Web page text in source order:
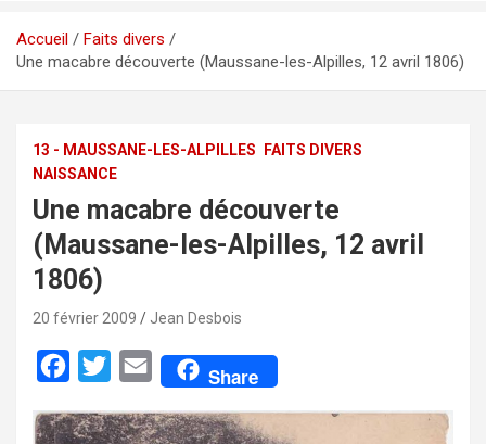
Accueil
Faits divers
Une macabre découverte (Maussane-les-Alpilles, 12 avril 1806)
13 - MAUSSANE-LES-ALPILLES
FAITS DIVERS
NAISSANCE
Une macabre découverte
(Maussane-les-Alpilles, 12 avril
1806)
20 février 2009 Jean Desbois
c
i
E
a
Share